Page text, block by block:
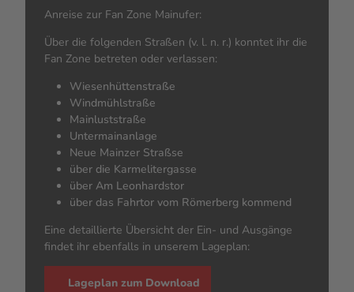
Anreise zur Fan Zone Mainufer:
Über die folgenden Straßen (v. l. n. r.) konntet ihr die
Fan Zone betreten oder verlassen:
Wiesenhüttenstraße
Windmühlstraße
Mainluststraße
Untermainanlage
Neue Mainzer Straßse
über die Karmelitergasse
über Am Leonhardstor
über das Fahrtor vom Römerberg kommend
Eine detaillierte Übersicht der Ein- und Ausgänge
findet ihr ebenfalls in unserem Lageplan:
Lageplan zum Download